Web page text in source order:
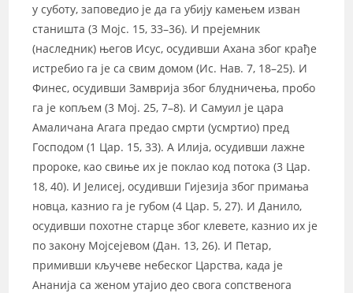
у суботу, заповедио је да га убију камењем изван
станишта (3 Мојс. 15, 33–36). И прејемник
(наследник) његов Исус, осудивши Ахана због крађе
истребио га је са свим домом (Ис. Нав. 7, 18–25). И
Финес, осудивши Замврија због блудничења, пробо
га је копљем (3 Мој. 25, 7–8). И Самуил је цара
Амаличана Агага предао смрти (усмртио) пред
Господом (1 Цар. 15, 33). А Илија, осудивши лажне
пророке, као свиње их је поклао код потока (3 Цар.
18, 40). И Јелисеј, осудивши Гијезија због примања
новца, казнио га је губом (4 Цар. 5, 27). И Данило,
осудивши похотне старце због клевете, казнио их је
по закону Мојсејевом (Дан. 13, 26). И Петар,
примивши кључеве небеског Царства, када је
Ананија са женом утајио део свога сопственога